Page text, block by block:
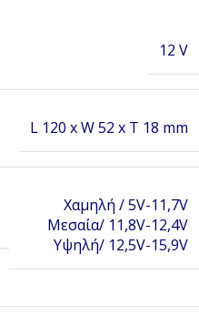
12 V
L 120 x W 52 x T 18 mm
Χαμηλή / 5V-11,7V
Μεσαία/ 11,8V-12,4V
Υψηλή/ 12,5V-15,9V